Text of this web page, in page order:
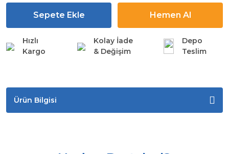
Sepete Ekle Hemen Al
Hızlı
Kargo
Kolay İade
& Değişim
Depo
Teslim
Ürün Bilgisi